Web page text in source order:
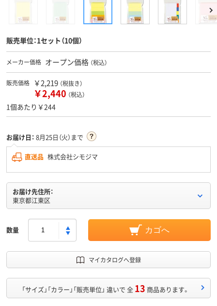
販売単位：1セット（10個）
メーカー価格 オープン価格 （税込）
販売価格 ￥2,219 （税抜き）
￥2,440 （税込）
1個あたり￥244
お届け日： 8月25日（火）まで
直送品 株式会社シモジマ
お届け先住所：
東京都江東区
数量 カゴへ
マイカタログへ登録
「サイズ」「カラー」「販売単位」 違いで 全 13 商品あります。